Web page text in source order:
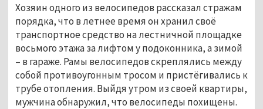
Хозяин одного из велосипедов рассказал стражам
порядка, что в летнее время он хранил своё
транспортное средство на лестничной площадке
восьмого этажа за лифтом у подоконника, а зимой
– в гараже. Рамы велосипедов скреплялись между
собой противоугонным тросом и пристёгивались к
трубе отопления. Выйдя утром из своей квартиры,
мужчина обнаружил, что велосипеды похищены.